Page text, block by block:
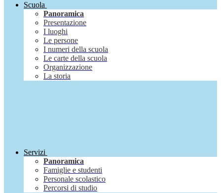
Scuola
Panoramica
Presentazione
I luoghi
Le persone
I numeri della scuola
Le carte della scuola
Organizzazione
La storia
Servizi
Panoramica
Famiglie e studenti
Personale scolastico
Percorsi di studio